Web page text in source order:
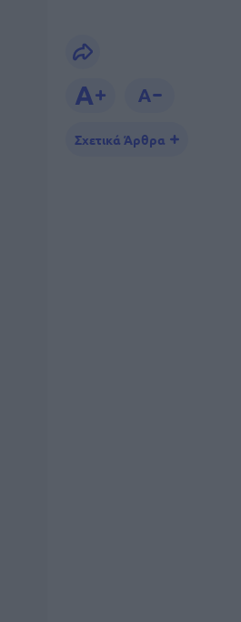
Σχετικά Άρθρα